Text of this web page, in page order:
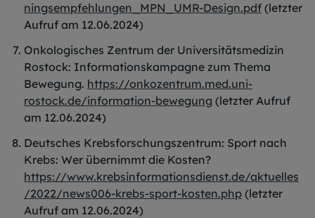
ningsempfehlungen_MPN_UMR-Design.pdf (letzter
Aufruf am 12.06.2024)
Onkologisches Zentrum der Universitätsmedizin
Rostock: Informationskampagne zum Thema
Bewegung. https://onkozentrum.med.uni-
rostock.de/information-bewegung (letzter Aufruf
am 12.06.2024)
Deutsches Krebsforschungszentrum: Sport nach
Krebs: Wer übernimmt die Kosten?
https://www.krebsinformationsdienst.de/aktuelles
/2022/news006-krebs-sport-kosten.php (letzter
Aufruf am 12.06.2024)